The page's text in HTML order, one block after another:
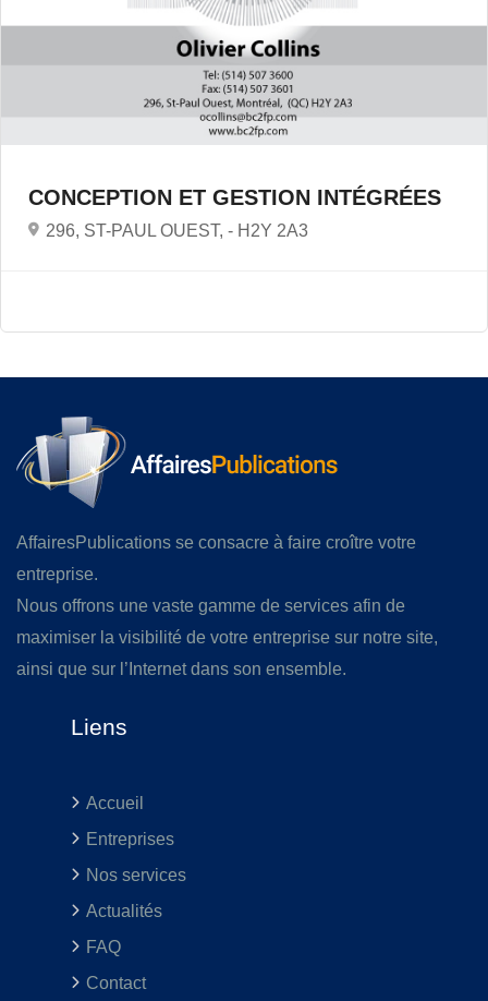
CONCEPTION ET GESTION INTÉGRÉES
296, ST-PAUL OUEST, - H2Y 2A3
AffairesPublications se consacre à faire croître votre
entreprise.
Nous offrons une vaste gamme de services afin de
maximiser la visibilité de votre entreprise sur notre site,
ainsi que sur l’Internet dans son ensemble.
Liens
Accueil
Entreprises
Nos services
Actualités
FAQ
Contact